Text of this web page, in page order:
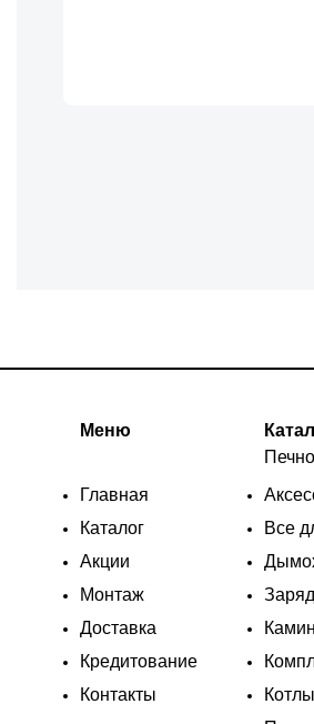
Меню
Главная
Каталог
Акции
Монтаж
Доставка
Кредитование
Контакты
Все